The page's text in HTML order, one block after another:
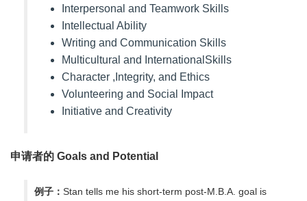
Interpersonal and Teamwork Skills
Intellectual Ability
Writing and Communication Skills
Multicultural and InternationalSkills
Character ,Integrity, and Ethics
Volunteering and Social Impact
Initiative and Creativity
申请者的 Goals and Potential
例子： Stan tells me his short-term post-M.B.A. goal is